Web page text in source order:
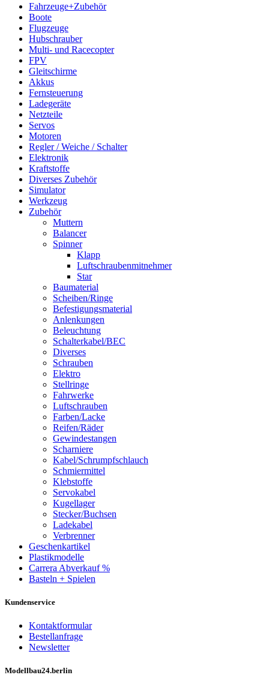
Fahrzeuge+Zubehör
Boote
Flugzeuge
Hubschrauber
Multi- und Racecopter
FPV
Gleitschirme
Akkus
Fernsteuerung
Ladegeräte
Netzteile
Servos
Motoren
Regler / Weiche / Schalter
Elektronik
Kraftstoffe
Diverses Zubehör
Simulator
Werkzeug
Zubehör
Muttern
Balancer
Spinner
Klapp
Luftschraubenmitnehmer
Star
Baumaterial
Scheiben/Ringe
Befestigungsmaterial
Anlenkungen
Beleuchtung
Schalterkabel/BEC
Diverses
Schrauben
Elektro
Stellringe
Fahrwerke
Luftschrauben
Farben/Lacke
Reifen/Räder
Gewindestangen
Scharniere
Kabel/Schrumpfschlauch
Schmiermittel
Klebstoffe
Servokabel
Kugellager
Stecker/Buchsen
Ladekabel
Verbrenner
Geschenkartikel
Plastikmodelle
Carrera Abverkauf %
Basteln + Spielen
Kundenservice
Kontaktformular
Bestellanfrage
Newsletter
Modellbau24.berlin